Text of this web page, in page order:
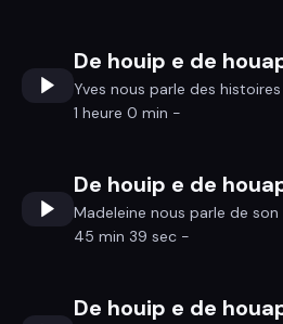
Yves nous parle des
1 heure 0 min -
Madeleine nous parle de son
45 min 39 sec -